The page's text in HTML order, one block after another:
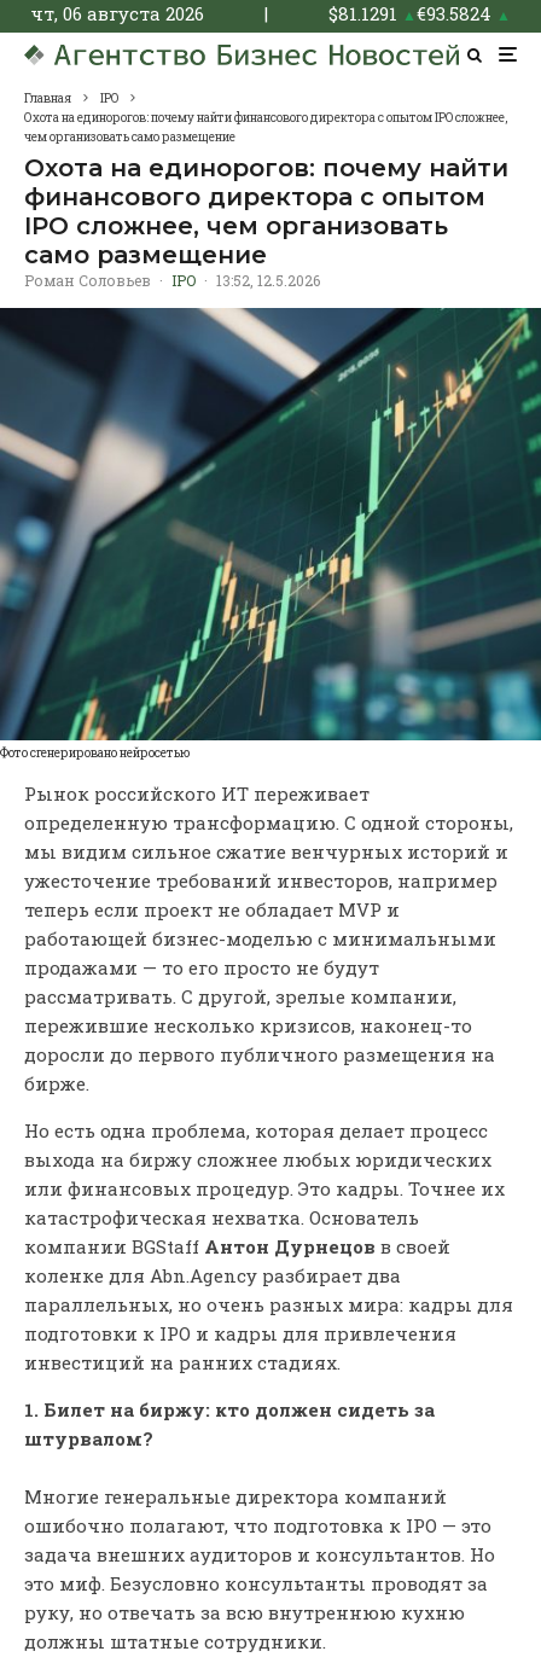
чт, 06 августа 2026 | $81.1291 ▲€93.5824 ▲
Главная
IPO
Охота на единорогов: почему найти финансового директора с опытом IPO сложнее,
чем организовать само размещение
Охота на единорогов: почему найти
финансового директора с опытом
IPO сложнее, чем организовать
само размещение
Роман Соловьев · IPO · 13:52, 12.5.2026
Фото сгенерировано нейросетью
Рынок российского ИТ переживает
определенную трансформацию. С одной стороны,
мы видим сильное сжатие венчурных историй и
ужесточение требований инвесторов, например
теперь если проект не обладает MVP и
работающей бизнес-моделью с минимальными
продажами — то его просто не будут
рассматривать. С другой, зрелые компании,
пережившие несколько кризисов, наконец-то
доросли до первого публичного размещения на
бирже.
Но есть одна проблема, которая делает процесс
выхода на биржу сложнее любых юридических
или финансовых процедур. Это кадры. Точнее их
катастрофическая нехватка. Основатель
компании BGStaff Антон Дурнецов в своей
коленке для Abn.Agency разбирает два
параллельных, но очень разных мира: кадры для
подготовки к IPO и кадры для привлечения
инвестиций на ранних стадиях.
1. Билет на биржу: кто должен сидеть за
штурвалом?
Многие генеральные директора компаний
ошибочно полагают, что подготовка к IPO — это
задача внешних аудиторов и консультантов. Но
это миф. Безусловно консультанты проводят за
руку, но отвечать за всю внутреннюю кухню
должны штатные сотрудники.